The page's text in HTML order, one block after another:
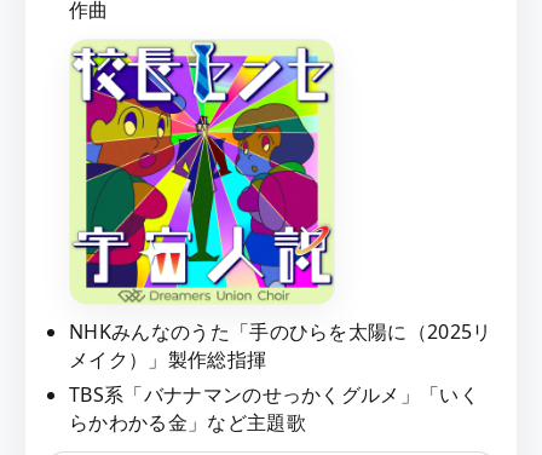
作曲
NHKみんなのうた「手のひらを太陽に（2025リ
メイク）」製作総指揮
TBS系「バナナマンのせっかくグルメ」「いく
らかわかる金」など主題歌